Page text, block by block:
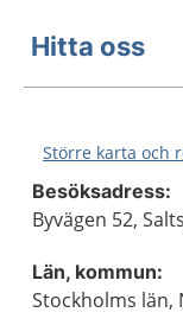
Hitta oss
Större karta och
Besöksadress:
Byvägen 52,
Län, kommun:
Stockholms län,